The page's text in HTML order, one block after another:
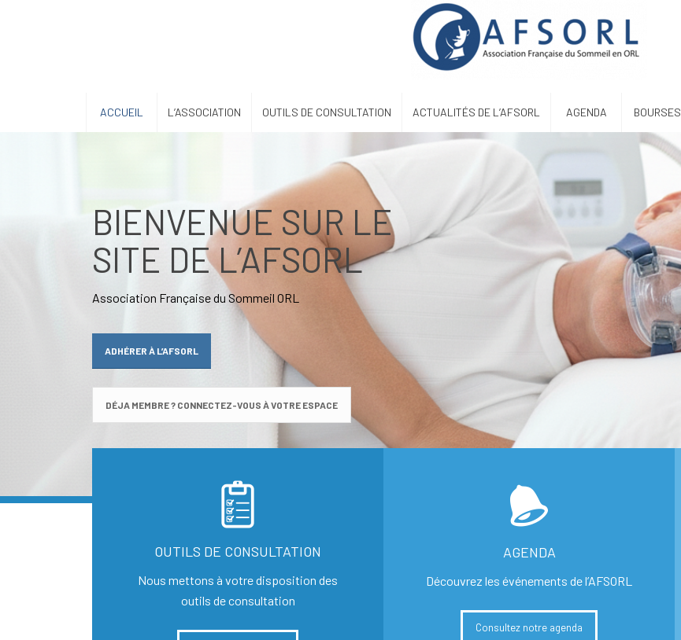
ACCUEIL L’ASSOCIATION OUTILS DE CONSULTATION ACTUALITÉS DE L’AFSORL AGENDA BOURSES
BIENVENUE SUR LE
SITE DE L’AFSORL
Association Française du Sommeil ORL
ADHÉRER À L’AFSORL
DÉJA MEMBRE ? CONNECTEZ-VOUS À VOTRE ESPACE
OUTILS DE CONSULTATION
Nous mettons à votre disposition des
outils de consultation
AGENDA
Découvrez les événements de l’AFSORL
Consultez notre agenda